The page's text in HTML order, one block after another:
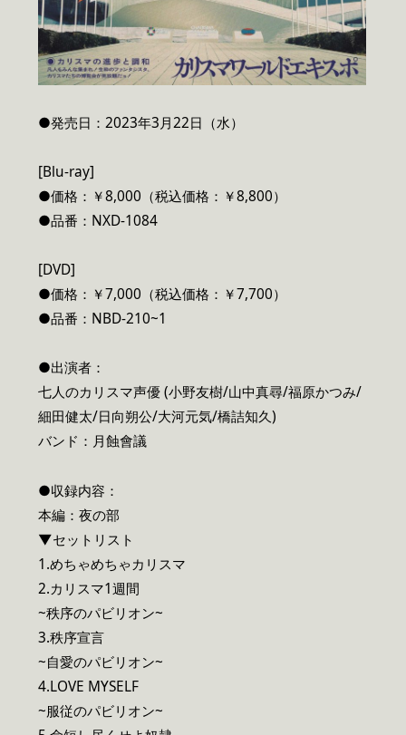
●発売日：2023年3月22日（水）
[Blu-ray]
●価格：￥8,000（税込価格：￥8,800）
●品番：NXD-1084
[DVD]
●価格：￥7,000（税込価格：￥7,700）
●品番：NBD-210~1
●出演者：
七人のカリスマ声優 (小野友樹/山中真尋/福原かつみ/
細田健太/日向朔公/大河元気/橋詰知久)
バンド：月蝕會議
●収録内容：
本編：夜の部
▼セットリスト
1.めちゃめちゃカリスマ
2.カリスマ1週間
~秩序のパビリオン~
3.秩序宣言
~自愛のパビリオン~
4.LOVE MYSELF
~服従のパビリオン~